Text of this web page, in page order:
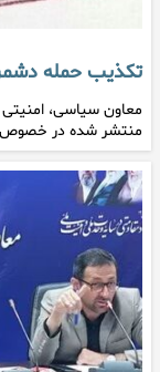
تکذیب حمله
معاون سیاسی، امنیتی
منتشر شده در خصوص